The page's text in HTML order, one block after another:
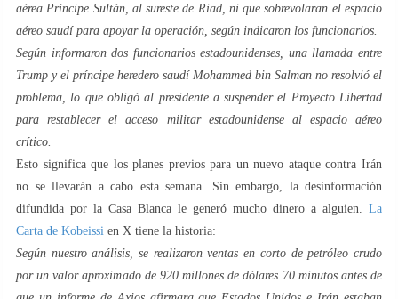
aérea Príncipe Sultán, al sureste de Riad, ni que sobrevolaran el espacio
aéreo saudí para apoyar la operación, según indicaron los funcionarios.
Según informaron dos funcionarios estadounidenses, una llamada entre
Trump y el príncipe heredero saudí Mohammed bin Salman no resolvió el
problema, lo que obligó al presidente a suspender el Proyecto Libertad
para restablecer el acceso militar estadounidense al espacio aéreo
crítico.
Esto significa que los planes previos para un nuevo ataque contra Irán
no se llevarán a cabo esta semana. Sin embargo, la desinformación
difundida por la Casa Blanca le generó mucho dinero a alguien. La
Carta de Kobeissi en X tiene la historia:
Según nuestro análisis, se realizaron ventas en corto de petróleo crudo
por un valor aproximado de 920 millones de dólares 70 minutos antes de